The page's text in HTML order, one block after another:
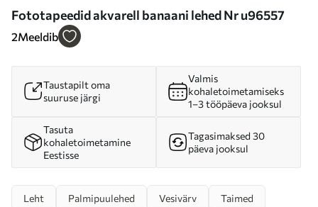
Fototapeedid akvarell banaani lehed Nr u96557
2Meeldib
Taustapilt oma
suuruse järgi
Valmis
kohaletoimetamiseks
1–3 tööpäeva jooksul
Tasuta
kohaletoimetamine
Eestisse
Tagasimaksed 30
päeva jooksul
Leht Palmipuulehed Vesivärv Taimed